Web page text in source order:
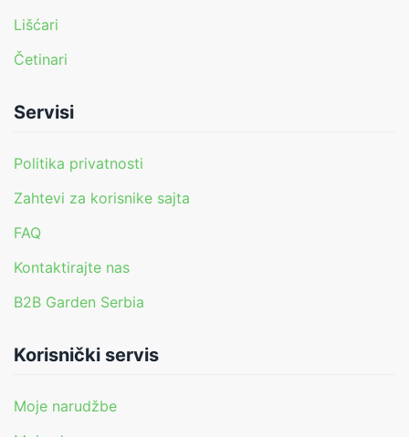
Lišćari
Četinari
Servisi
Politika privatnosti
Zahtevi za korisnike sajta
FAQ
Kontaktirajte nas
B2B Garden Serbia
Korisnički servis
Moje narudžbe